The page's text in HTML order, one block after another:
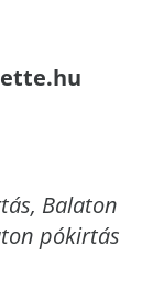
Balaton
pókirtás